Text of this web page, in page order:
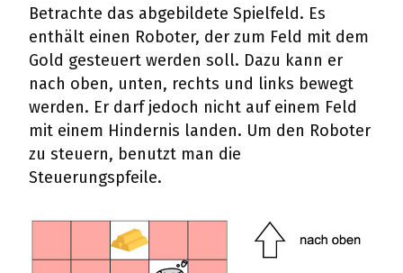
Betrachte das abgebildete Spielfeld. Es
enthält einen Roboter, der zum Feld mit dem
Gold gesteuert werden soll. Dazu kann er
nach oben, unten, rechts und links bewegt
werden. Er darf jedoch nicht auf einem Feld
mit einem Hindernis landen. Um den Roboter
zu steuern, benutzt man die
Steuerungspfeile.